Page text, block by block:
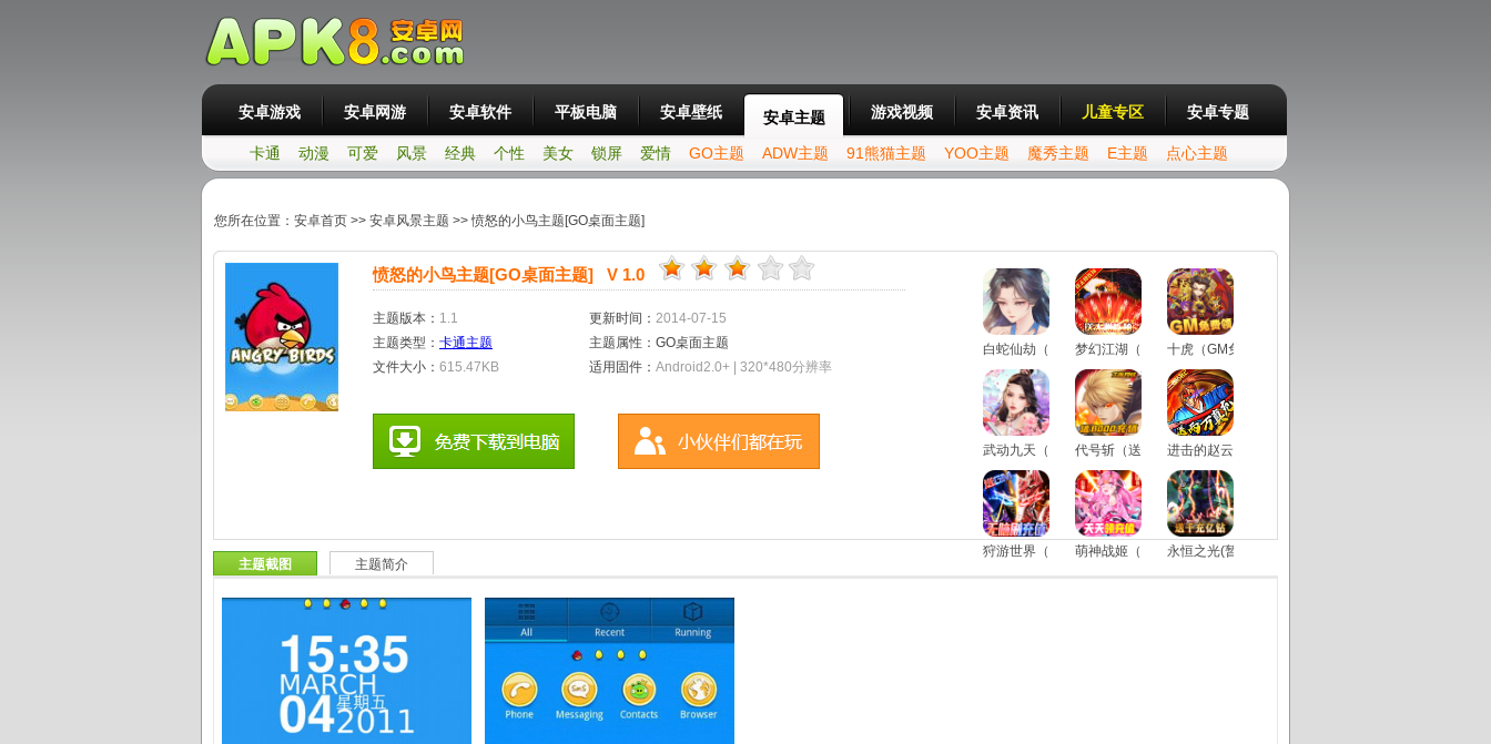
安卓游戏 安卓网游 安卓软件 平板电脑 安卓壁纸 安卓主题 游戏视频 安卓资讯 儿童专区 安卓专题
卡通 动漫 可爱 风景 经典 个性 美女 锁屏 爱情 GO主题 ADW主题 91熊猫主题 YOO主题 魔秀主题 E主题 点心主题
您所在位置： 安卓首页 >> 安卓风景主题 >> 愤怒的小鸟主题[GO桌面主题]
愤怒的小鸟主题[GO桌面主题] V 1.0
主题版本： 1.1 更新时间： 2014-07-15
主题类型： 卡通主题
主题属性：GO桌面主题
文件大小： 615.47KB 适用固件： Android2.0+ | 320*480分辨率
白蛇仙劫（寻宝无限真充）梦幻江湖（送GM特权）十虎（GM免费领）
武动九天（GM特权）代号斩（送月卡送8000）进击的赵云（送两万真充）
狩游世界（送满GM爆充）
萌神战姬（买断版）永恒之光(暂未上线)
主题截图
主题简介